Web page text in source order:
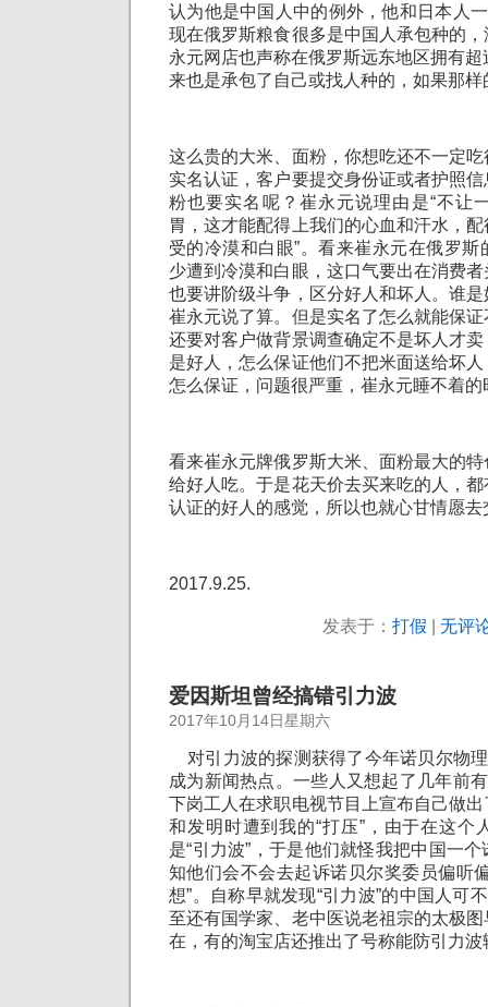
认为他是中国人中的例外，他和日本人
现在俄罗斯粮食很多是中国人承包种的
永元网店也声称在俄罗斯远东地区拥有
来也是承包了自己或找人种的，如果那
这么贵的大米、面粉，你想吃还不一定
实名认证，客户要提交身份证或者护照
粉也要实名呢？崔永元说理由是“不让
胃，这才能配得上我们的心血和汗水，
受的冷漠和白眼”。看来崔永元在俄罗
少遭到冷漠和白眼，这口气要出在消费
也要讲阶级斗争，区分好人和坏人。谁
崔永元说了算。但是实名了怎么就能保
还要对客户做背景调查确定不是坏人才
是好人，怎么保证他们不把米面送给坏
怎么保证，问题很严重，崔永元睡不着
看来崔永元牌俄罗斯大米、面粉最大的
给好人吃。于是花天价去买来吃的人，
认证的好人的感觉，所以也就心甘情愿去
2017.9.25.
发表于： 打假 无评
爱因斯坦曾经搞错引力波
2017年10月14日星期六
对引力波的探测获得了今年诺贝尔物理
成为新闻热点。一些人又想起了几年前
下岗工人在求职电视节目上宣布自己做
和发明时遭到我的“打压”，由于在这个
是“引力波”，于是他们就怪我把中国一
知他们会不会去起诉诺贝尔奖委员偏听
想”。自称早就发现“引力波”的中国人可
至还有国学家、老中医说老祖宗的太极
在，有的淘宝店还推出了号称能防引力